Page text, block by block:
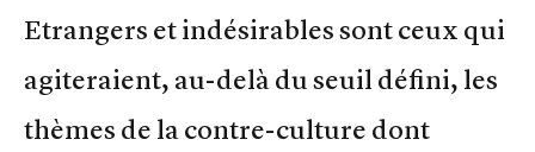
Etrangers et indésirables sont ceux qui
agiteraient, au-delà du seuil défini, les
thèmes de la contre-culture dont